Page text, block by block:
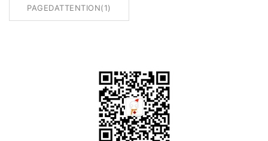
PAGEDATTENTION(1)